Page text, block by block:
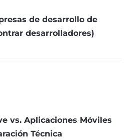
de desarrollo de
desarrolladores)
vs. Aplicaciones Móviles
Técnica